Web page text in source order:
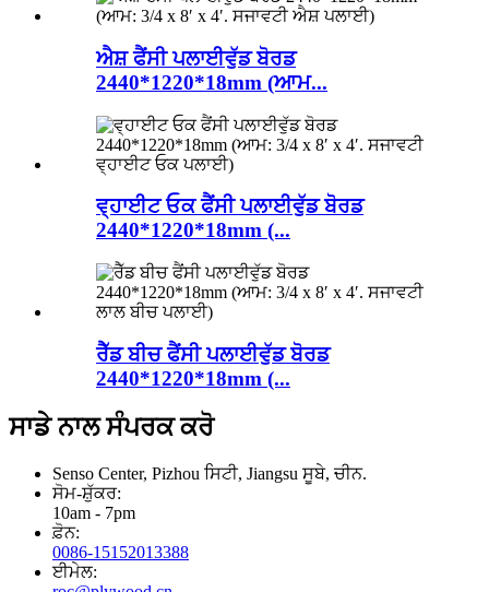
ਐਸ਼ ਫੈਂਸੀ ਪਲਾਈਵੁੱਡ ਬੋਰਡ
2440*1220*18mm (ਆਮ...
ਵ੍ਹਾਈਟ ਓਕ ਫੈਂਸੀ ਪਲਾਈਵੁੱਡ ਬੋਰਡ
2440*1220*18mm (...
ਰੈੱਡ ਬੀਚ ਫੈਂਸੀ ਪਲਾਈਵੁੱਡ ਬੋਰਡ
2440*1220*18mm (...
ਸਾਡੇ ਨਾਲ ਸੰਪਰਕ ਕਰੋ
Senso Center, Pizhou ਸਿਟੀ, Jiangsu ਸੂਬੇ, ਚੀਨ.
ਸੋਮ-ਸ਼ੁੱਕਰ:
10am - 7pm
ਫ਼ੋਨ:
0086-15152013388
ਈਮੇਲ: